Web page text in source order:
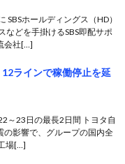
ホールディングス（HD）
などを手掛けるSBS即配サポ
会社[…]
12ラインで稼働停止を延
～23日の最長2日間 トヨタ自
影響で、グループの国内全
場[…]